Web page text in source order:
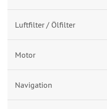
Luftfilter / Ölfilter
Motor
Navigation